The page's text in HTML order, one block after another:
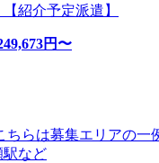
紹介予定派遣】
円〜
らは募集エリアの一
駅など